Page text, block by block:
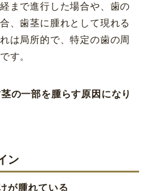
まで進行した場合や、歯の
、歯茎に腫れとして現れる
は局所的で、特定の歯の周
す。
の一部を腫らす原因になり
ン
が腫れている